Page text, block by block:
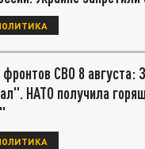
СВО 8 августа:
НАТО получила